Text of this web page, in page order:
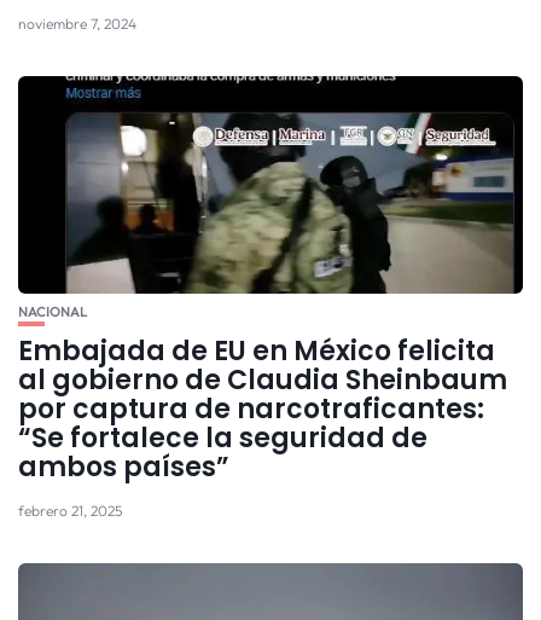
noviembre 7, 2024
NACIONAL
Embajada de EU en México felicita
al gobierno de Claudia Sheinbaum
por captura de narcotraficantes:
“Se fortalece la seguridad de
ambos países”
febrero 21, 2025